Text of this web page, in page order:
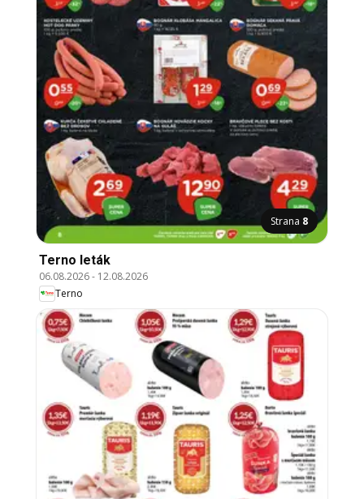
Strana 8
Terno leták
06.08.2026- 12.08.2026
Terno